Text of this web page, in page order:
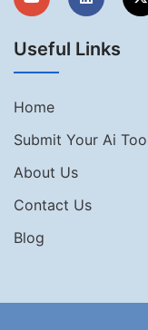
Useful Links
Home
Submit Your Ai
About Us
Contact Us
Blog